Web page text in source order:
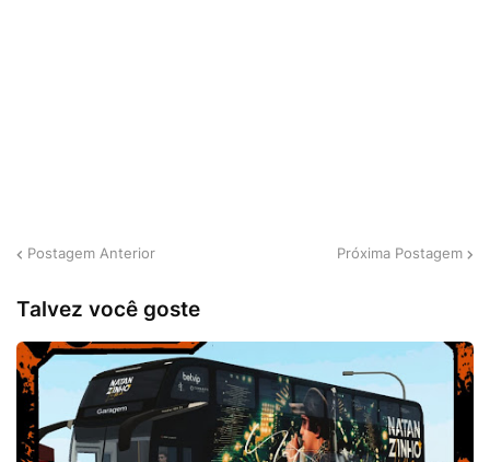
Postagem Anterior Próxima Postagem
Talvez você goste